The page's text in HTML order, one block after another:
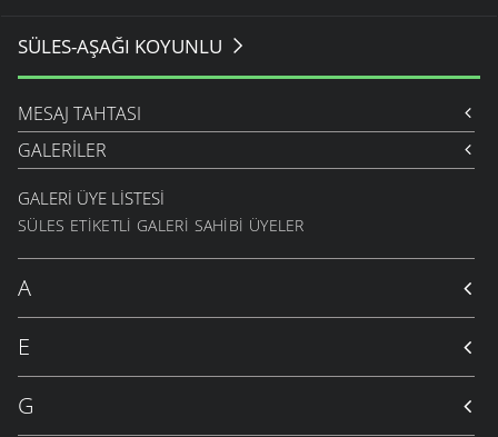
SÜLES-AŞAĞI KOYUNLU
MESAJ TAHTASI
GALERILER
GALERI ÜYE LISTESI
SÜLES ETIKETLI GALERI SAHIBI ÜYELER
A
E
G